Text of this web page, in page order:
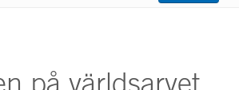
på världsarvet